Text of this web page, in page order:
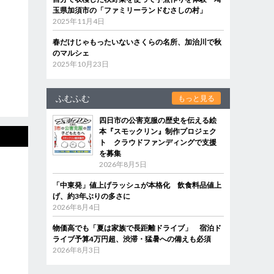
玉県加須市の「ファミリーランドむさしの村」
2025年11月4日
春だけじゃもったいないさくらの名所、加治川で秋
のマルシェ
2025年10月23日
ふむふむ もっと見る
四日市の公害克服の歴史を伝える絵
本『スモックリン』制作プロジェク
ト クラウドファンディングで支援
を募集
2026年8月5日
「中東発」値上げラッシュが本格化 飲食料品値上
げ、約3年ぶりの多さに
2026年8月4日
物価高でも「夏は家族で長距離ドライブ」 宿泊ド
ライブ予算4万円超、渋滞・猛暑への備えも必須
2026年8月3日